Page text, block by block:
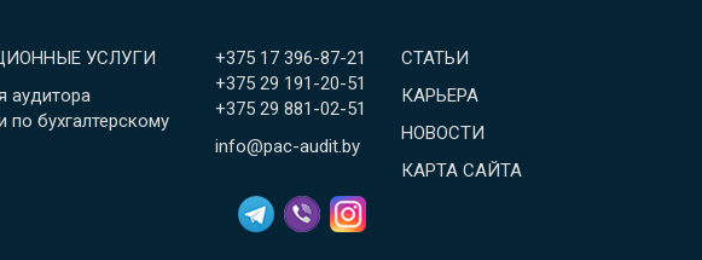
УСЛУГИ
аудитора
по бухгалтерскому
+375 17 396-87-21
+375 29 191-20-51
+375 29 881-02-51
info@pac-audit.by
СТАТЬИ
КАРЬЕРА
НОВОСТИ
КАРТА САЙТА